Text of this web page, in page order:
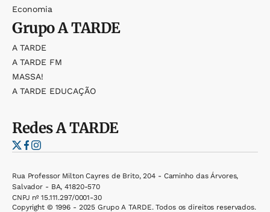
Economia
GrupoA TARDE
A TARDE
A TARDE FM
MASSA!
A TARDE EDUCAÇÃO
RedesA TARDE
Rua Professor Milton Cayres de Brito, 204 - Caminho das Árvores,
Salvador - BA, 41820-570
CNPJ nº 15.111.297/0001-30
Copyright © 1996 - 2025 Grupo A TARDE. Todos os direitos reservados.